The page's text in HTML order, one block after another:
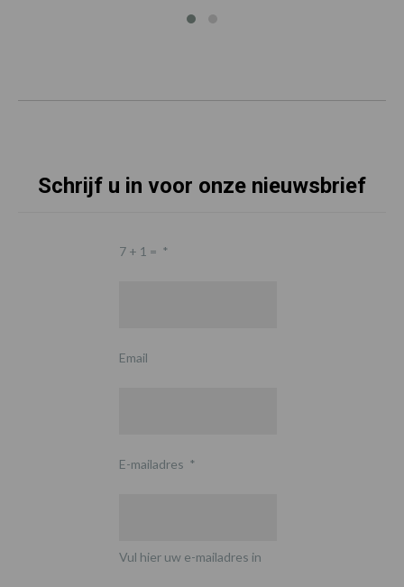
Schrijf u in voor onze nieuwsbrief
7 + 1 = *
Email
E-mailadres *
Vul hier uw e-mailadres in